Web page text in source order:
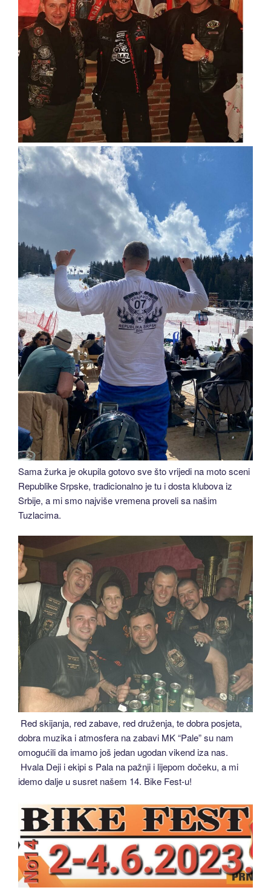
Sama žurka je okupila gotovo sve što vrijedi na moto sceni
Republike Srpske, tradicionalno je tu i dosta klubova iz
Srbije, a mi smo najviše vremena proveli sa našim
Tuzlacima.
Red skijanja, red zabave, red druženja, te dobra posjeta,
dobra muzika i atmosfera na zabavi MK “Pale” su nam
omogućili da imamo još jedan ugodan vikend iza nas.
Hvala Deji i ekipi s Pala na pažnji i lijepom dočeku, a mi
idemo dalje u susret našem 14. Bike Fest-u!